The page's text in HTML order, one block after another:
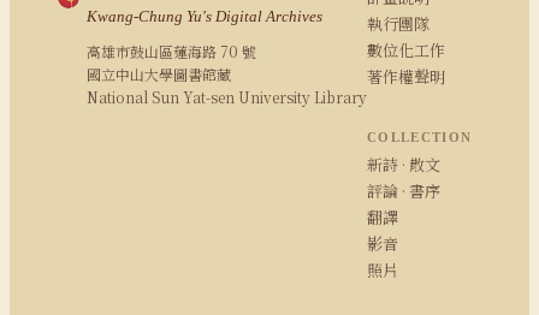
Kwang-Chung Yu's Digital Archives
高雄市鼓山區蓮海路 70 號
國立中山大學圖書館藏
National Sun Yat-sen University Library
執行團隊
數位化工作
著作權聲明
COLLECTION
新詩 · 散文
評論 · 書序
翻譯
影音
照片